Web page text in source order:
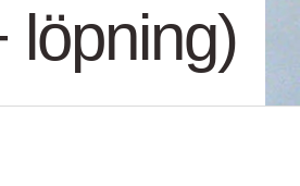
löpning)